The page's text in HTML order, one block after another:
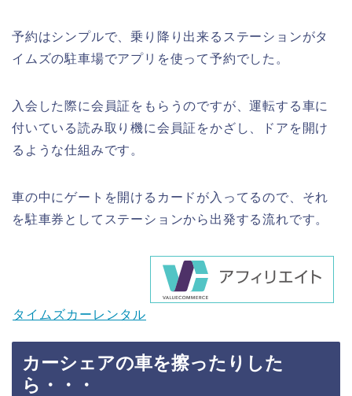
予約はシンプルで、乗り降り出来るステーションがタ
イムズの駐車場でアプリを使って予約でした。
入会した際に会員証をもらうのですが、運転する車に
付いている読み取り機に会員証をかざし、ドアを開け
るような仕組みです。
車の中にゲートを開けるカードが入ってるので、それ
を駐車券としてステーションから出発する流れです。
タイムズカーレンタル
カーシェアの車を擦ったりした
ら・・・